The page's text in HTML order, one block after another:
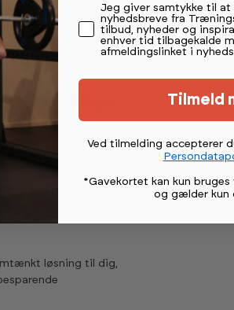
stolpeafstand og kan
solide konstruktion
med Dips
løsning til dig,
Permission tekst
Jeg giver samtykke til
nyhedsbreve fra
tilbud, nyheder og
enhver tid tilbagekalde
afmeldingslinket i
Tilmeld
Ved tilmelding accepterer
*Gavekortet kan kun bruges
og gælder kun